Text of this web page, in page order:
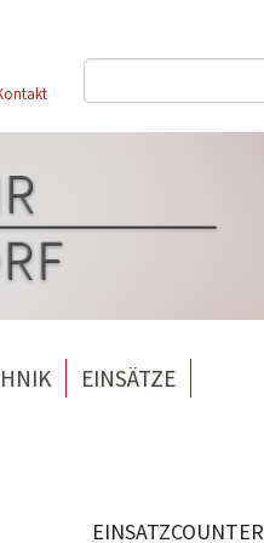
EINSÄTZE
EINSATZCOUNTER